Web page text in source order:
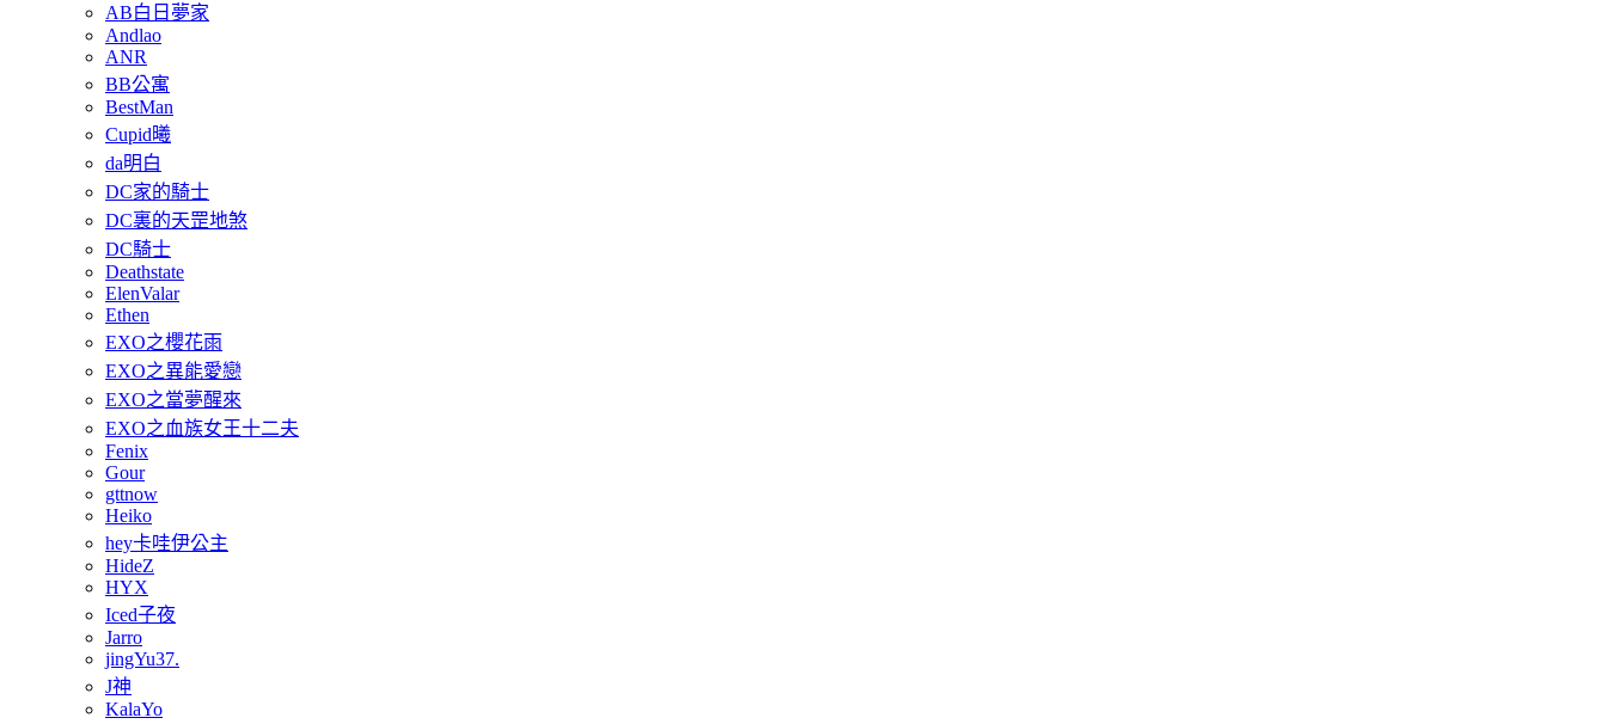
AB白日夢家
Andlao
ANR
BB公寓
BestMan
Cupid曦
da明白
DC家的騎士
DC裏的天罡地煞
DC騎士
Deathstate
ElenValar
Ethen
EXO之櫻花雨
EXO之異能愛戀
EXO之當夢醒來
EXO之血族女王十二夫
Fenix
Gour
gttnow
Heiko
hey卡哇伊公主
HideZ
HYX
Iced子夜
Jarro
jingYu37.
J神
KalaYo